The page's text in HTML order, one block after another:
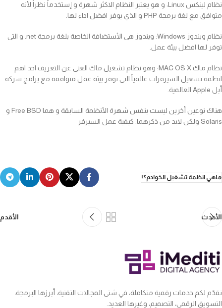
نظام لينكس Linux: و هو يعتبر النظام الاكثر شهرة و إستخدماً نظراً لأنه
متوافق مع لغة برمجة PHP و الذي يوفر افضل اداء لها.
نظام ويندوز Windows: ويندوز هى الأستضافة الخاصة بلغة برمجة net. و التى
توفر لها افضل بيئة عمل.
نظام ماك MAC OS X: وهو نظام تشغيل ماك الغنى عن التعريف احد اهم
انظمة تشغيل السيرفرات عالمياً التى توفر بيئة عمل متوافقة مع برامج شركة
أبل Apple العالمية.
هناك نوعين أخرين ليست بنفس شهرة الأنظمة السابقة و هما Free BSD و
Solaris ولكن لابد من ذكرهما. كيفية عمل السيرفر
ماهي انظمة تشغيل الخوادم؟!
الأحدث الأقدم
نقدّم لكم خدمات رقمية متكاملة، في شتى المجالات التقنية، أبرزها البرمجة،
التسويق الرقمي، التصميم، وغيرها العديد.